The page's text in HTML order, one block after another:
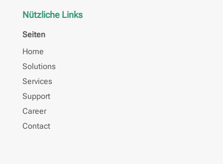
Nützliche Links
Seiten
Home
Solutions
Services
Support
Career
Contact